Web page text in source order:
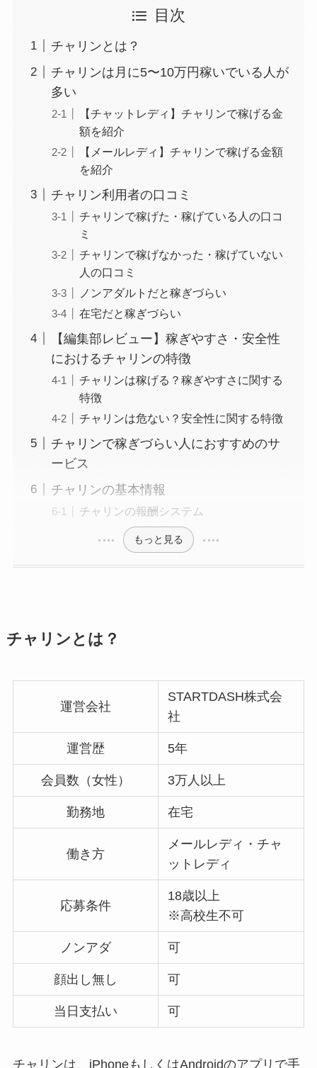
目次
チャリンとは？
チャリンは月に5〜10万円稼いでいる人が
多い
【チャットレディ】チャリンで稼げる金
額を紹介
【メールレディ】チャリンで稼げる金額
を紹介
チャリン利用者の口コミ
チャリンで稼げた・稼げている人の口コ
ミ
チャリンで稼げなかった・稼げていない
人の口コミ
ノンアダルトだと稼ぎづらい
在宅だと稼ぎづらい
【編集部レビュー】稼ぎやすさ・安全性
におけるチャリンの特徴
チャリンは稼げる？稼ぎやすさに関する
特徴
チャリンは危ない？安全性に関する特徴
チャリンで稼ぎづらい人におすすめのサ
ービス
チャリンの基本情報
チャリンの報酬システム
もっと見る
チャリンとは？
運営会社
STARTDASH株式会
社
運営歴 5年
会員数（女性） 3万人以上
勤務地 在宅
働き方
メールレディ・チャ
ットレディ
応募条件
18歳以上
※高校生不可
ノンアダ 可
顔出し無し 可
当日支払い 可
チャリンは、iPhoneもしくはAndroidのアプリで手